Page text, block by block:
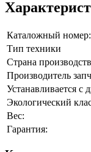
Каталожный номер:
Тип техники
Страна
Производитель
Устанавливается с
Экологический
Вес:
Гарантия: